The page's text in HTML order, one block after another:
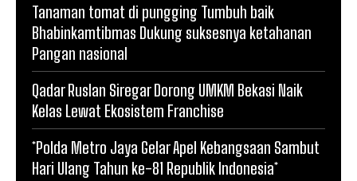
Tanaman tomat di pungging Tumbuh baik
Bhabinkamtibmas Dukung suksesnya ketahanan
Pangan nasional
Qadar Ruslan Siregar Dorong UMKM Bekasi Naik
Kelas Lewat Ekosistem Franchise
*Polda Metro Jaya Gelar Apel Kebangsaan Sambut
Hari Ulang Tahun ke-81 Republik Indonesia*